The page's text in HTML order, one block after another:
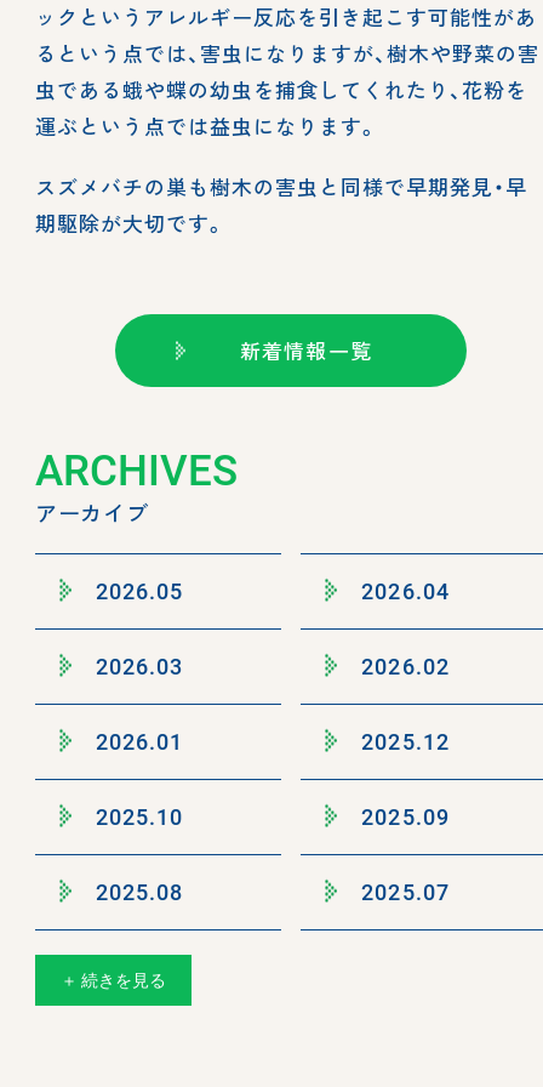
ックというアレルギー反応を引き起こす可能性があ
るという点では、害虫になりますが、樹木や野菜の害
虫である蛾や蝶の幼虫を捕食してくれたり、花粉を
運ぶという点では益虫になります。
スズメバチの巣も樹木の害虫と同様で早期発見・早
期駆除が大切です。
新着情報一覧
ARCHIVES
アーカイブ
2026.05 2026.04
2026.03 2026.02
2026.01 2025.12
2025.10 2025.09
2025.08 2025.07
＋ 続きを見る